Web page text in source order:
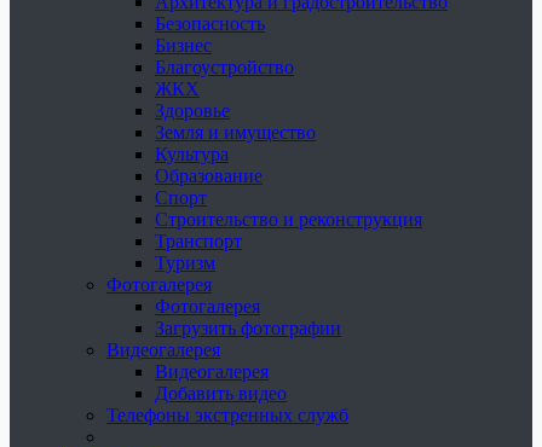
Безопасность
Бизнес
Благоустройство
ЖКХ
Здоровье
Земля и имущество
Культура
Образование
Спорт
Строительство и реконструкция
Транспорт
Туризм
Фотогалерея
Фотогалерея
Загрузить фотографии
Видеогалерея
Видеогалерея
Добавить видео
Телефоны экстренных служб